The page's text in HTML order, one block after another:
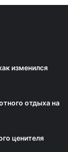
изменился
отдыха на
ценителя